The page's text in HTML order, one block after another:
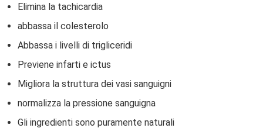
Elimina la tachicardia
abbassa il colesterolo
Abbassa i livelli di trigliceridi
Previene infarti e ictus
Migliora la struttura dei vasi sanguigni
normalizza la pressione sanguigna
Gli ingredienti sono puramente naturali